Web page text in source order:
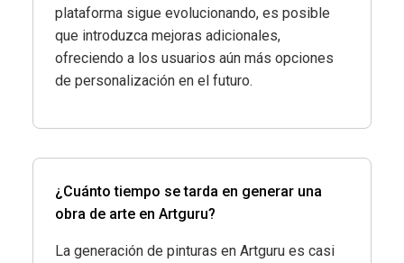
plataforma sigue evolucionando, es posible
que introduzca mejoras adicionales,
ofreciendo a los usuarios aún más opciones
de personalización en el futuro.
¿Cuánto tiempo se tarda en generar una
obra de arte en Artguru?
La generación de pinturas en Artguru es casi